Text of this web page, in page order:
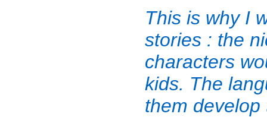
This is why I
stories : the
characters
kids. The
them